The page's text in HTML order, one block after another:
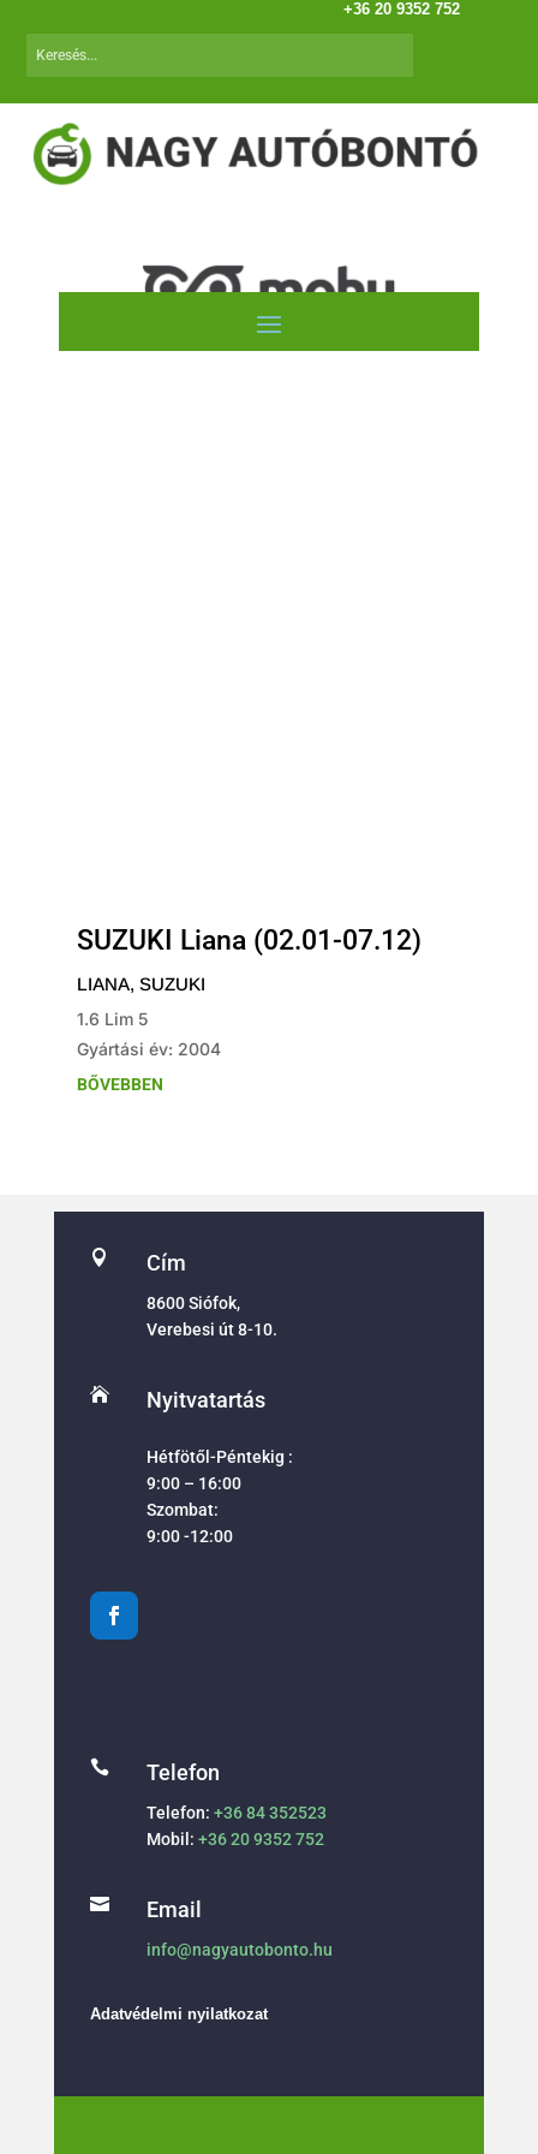
+36 20 9352 752
SUZUKI Liana (02.01-07.12)
LIANA, SUZUKI
1.6 Lim 5
Gyártási év: 2004
BŐVEBBEN
 Cím
8600 Siófok,
Verebesi út 8-10.
 Nyitvatartás
Hétfötől-Péntekig :
9:00 – 16:00
Szombat:
9:00 -12:00
 Telefon
Telefon: +36 84 352523
Mobil: +36 20 9352 752
 Email
info@nagyautobonto.hu
Adatvédelmi nyilatkozat